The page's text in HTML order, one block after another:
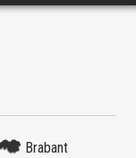
Brabant